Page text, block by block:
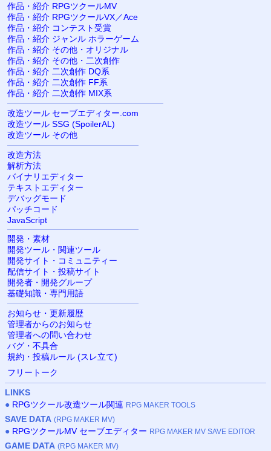
作品・紹介 RPGツクールMV
作品・紹介 RPGツクールVX／Ace
作品・紹介 コンテスト受賞
作品・紹介 ジャンル ホラーゲーム
作品・紹介 その他・オリジナル
作品・紹介 その他・二次創作
作品・紹介 二次創作 DQ系
作品・紹介 二次創作 FF系
作品・紹介 二次創作 MIX系
改造ツール セーブエディター.com
改造ツール SSG (SpoilerAL)
改造ツール その他
改造方法
解析方法
バイナリエディター
テキストエディター
デバッグモード
パッチコード
JavaScript
開発・素材
開発ツール・関連ツール
開発サイト・コミュニティー
配信サイト・投稿サイト
開発者・開発グループ
基礎知識・専門用語
お知らせ・更新履歴
管理者からのお知らせ
管理者への問い合わせ
バグ・不具合
規約・投稿ルール (スレ立て)
フリートーク
LINKS
● RPGツクール改造ツール関連 RPG MAKER TOOLS
SAVE DATA (RPG MAKER MV)
● RPGツクールMV セーブエディター RPG MAKER MV SAVE EDITOR
GAME DATA (RPG MAKER MV)